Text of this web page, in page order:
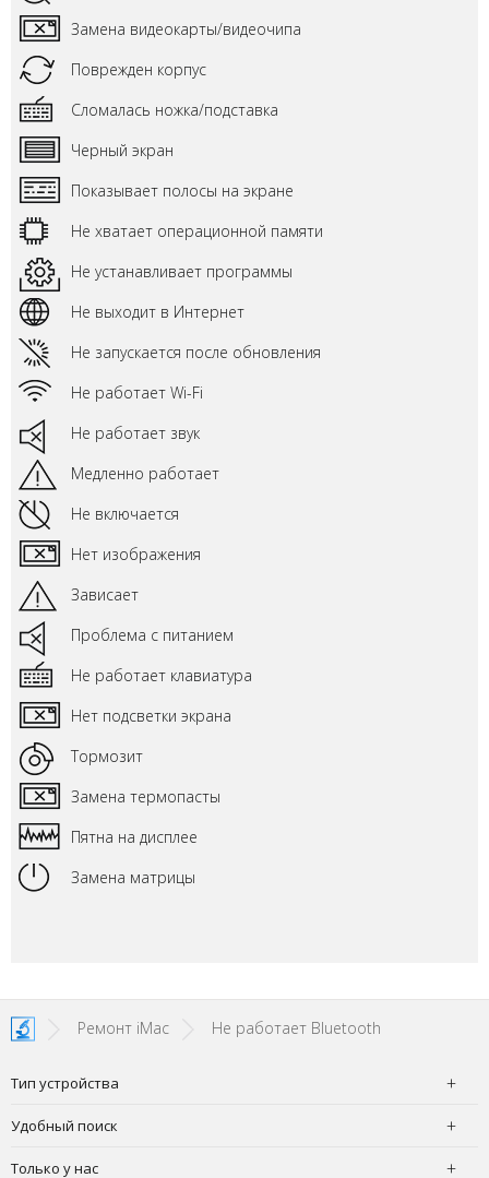
Замена видеокарты/видеочипа
Поврежден корпус
Сломалась ножка/подставка
Черный экран
Показывает полосы на экране
Не хватает операционной памяти
Не устанавливает программы
Не выходит в Интернет
Не запускается после обновления
Не работает Wi-Fi
Не работает звук
Медленно работает
Не включается
Нет изображения
Зависает
Проблема с питанием
Не работает клавиатура
Нет подсветки экрана
Тормозит
Замена термопасты
Пятна на дисплее
Замена матрицы
Ремонт iMac Не работает Bluetooth
Тип устройства
Удобный поиск
Только у нас